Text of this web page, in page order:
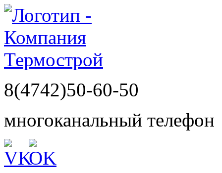
8(4742)50-60-50
многоканальный телефон